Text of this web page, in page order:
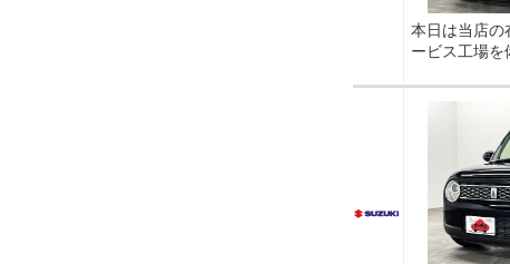
本日は当店の
ービス工場を